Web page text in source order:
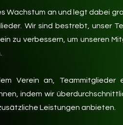
Wachstum an und legt dabei
Wir sind bestrebt, unser
zu verbessern, um unseren
Verein an, Teammitglieder
indem wir
Leistungen anbieten.